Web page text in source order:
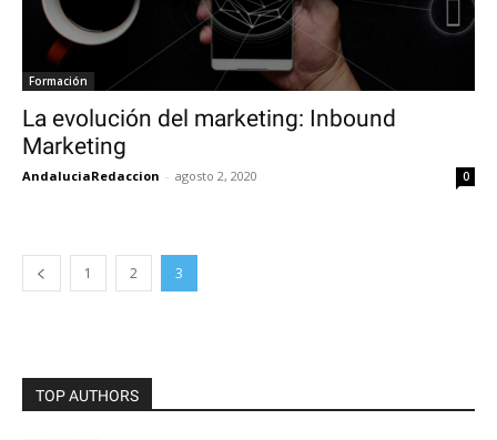
Formación
La evolución del marketing: Inbound
Marketing
AndaluciaRedaccion - agosto 2, 2020 0
1 2 3
TOP AUTHORS